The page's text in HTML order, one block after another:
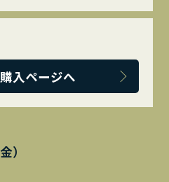
入ページへ
）